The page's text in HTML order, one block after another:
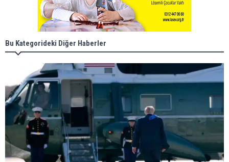
Bu Kategorideki Diğer Haberler